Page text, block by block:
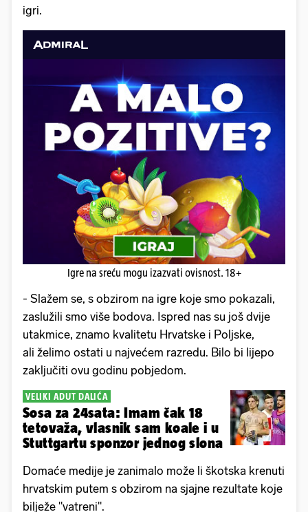
igri.
Igre na sreću mogu izazvati ovisnost. 18+
- Slažem se, s obzirom na igre koje smo pokazali,
zaslužili smo više bodova. Ispred nas su još dvije
utakmice, znamo kvalitetu Hrvatske i Poljske,
ali želimo ostati u najvećem razredu. Bilo bi lijepo
zaključiti ovu godinu pobjedom.
VELIKI ADUT DALIĆA
Sosa za 24sata: Imam čak 18
tetovaža, vlasnik sam koale i u
Stuttgartu sponzor jednog slona
Domaće medije je zanimalo može li škotska krenuti
hrvatskim putem s obzirom na sjajne rezultate koje
bilježe "vatreni".